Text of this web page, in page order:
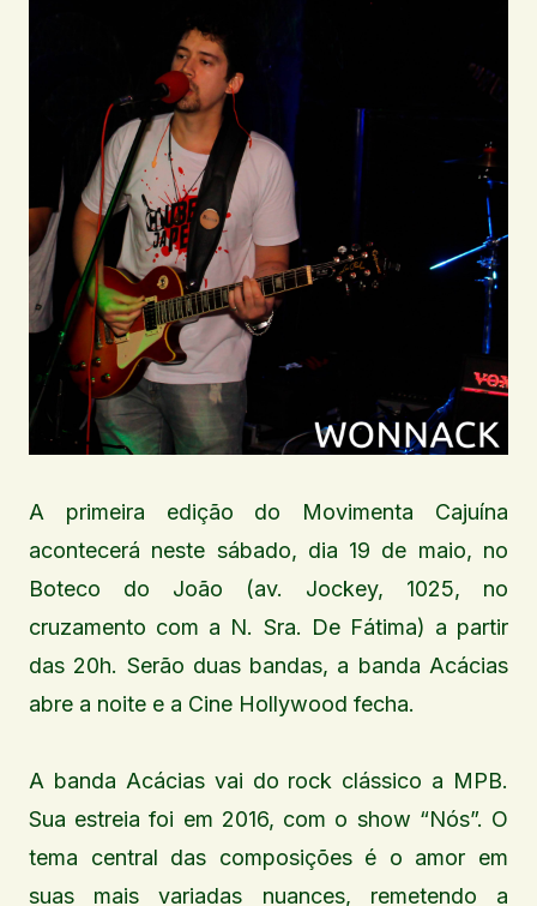
A primeira edição do Movimenta Cajuína
acontecerá neste sábado, dia 19 de maio, no
Boteco do João (av. Jockey, 1025, no
cruzamento com a N. Sra. De Fátima) a partir
das 20h. Serão duas bandas, a banda Acácias
abre a noite e a Cine Hollywood fecha.
A banda Acácias vai do rock clássico a MPB.
Sua estreia foi em 2016, com o show “Nós”. O
tema central das composições é o amor em
suas mais variadas nuances, remetendo a